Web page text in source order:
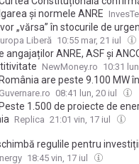
și normele ANRE
„vărsa” în stocurile de
Liberă 10:55 mar, 21 iul
angajaților ANRE, ASF și
NewMoney.ro 10:31
are peste 9.100 MW
– 2.050 MW urmează să
08:41 lun, 20 iul
1.500 de proiecte de
Replica 21:01 vin, 17 iul
regulile pentru
digitalizare și consultarea
18:45 vin, 17 iul